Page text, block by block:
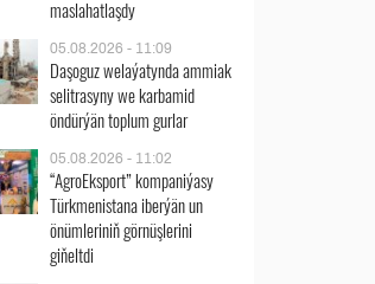
maslahatlaşdy
05.08.2026 - 11:09
Daşoguz welaýatynda ammiak
selitrasyny we karbamid
öndürýän toplum gurlar
05.08.2026 - 11:02
“AgroEksport” kompaniýasy
Türkmenistana iberýän un
önümleriniň görnüşlerini
giňeltdi